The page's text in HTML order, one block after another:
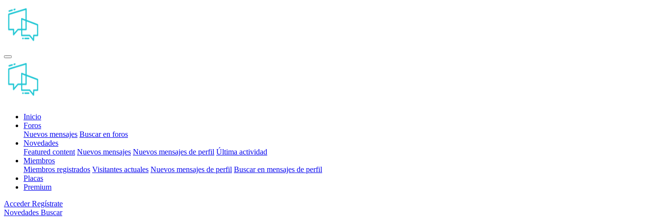
Inicio
Foros
Nuevos mensajes Buscar en foros
Novedades
Featured content Nuevos mensajes Nuevos mensajes de perfil Última actividad
Miembros
Miembros registrados Visitantes actuales Nuevos mensajes de perfil Buscar en mensajes de perfil
Placas
Premium
Acceder Regístrate
Novedades Buscar